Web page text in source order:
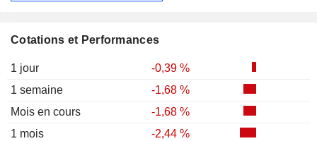
Cotations et Performances
1 jour
-0,39 %
1 semaine
-1,68 %
Mois en cours
-1,68 %
1 mois
-2,44 %